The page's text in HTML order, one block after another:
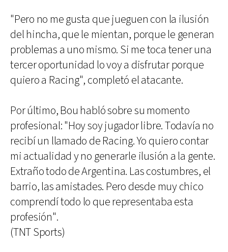
"Pero no me gusta que jueguen con la ilusión
del hincha, que le mientan, porque le generan
problemas a uno mismo. Si me toca tener una
tercer oportunidad lo voy a disfrutar porque
quiero a Racing", completó el atacante.
Por último, Bou habló sobre su momento
profesional: "Hoy soy jugador libre. Todavía no
recibí un llamado de Racing. Yo quiero contar
mi actualidad y no generarle ilusión a la gente.
Extraño todo de Argentina. Las costumbres, el
barrio, las amistades. Pero desde muy chico
comprendí todo lo que representaba esta
profesión".
(TNT Sports)